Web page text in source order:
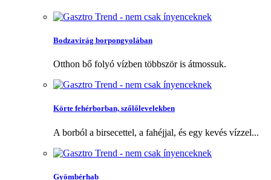
Bodzavirág borpongyolában
Otthon bő folyó vízben többször is átmossuk.
Körte fehérborban, szőlőlevelekben
A borból a birsecettel, a fahéjjal, és egy kevés vízzel...
Gyömbérhab